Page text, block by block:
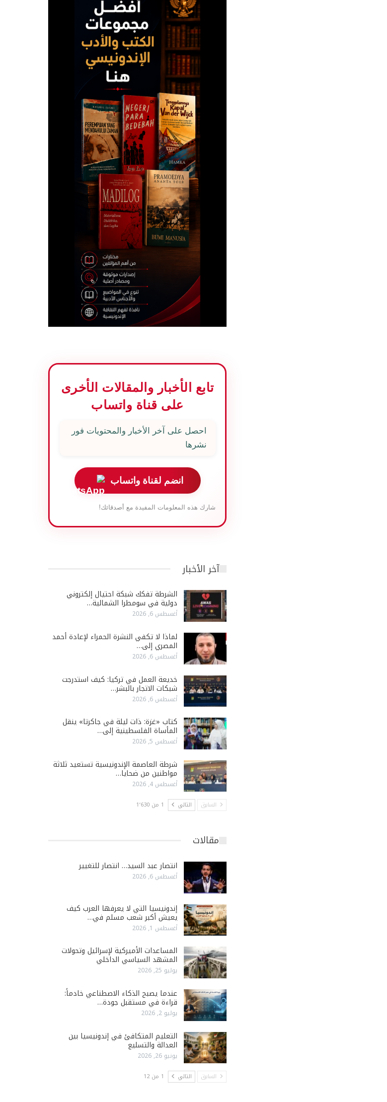
تابع الأخبار والمقالات الأخرى
على قناة واتساب
احصل على آخر الأخبار والمحتويات فور
نشرها
انضم لقناة واتساب
شارك هذه المعلومات المفيدة مع أصدقائك!
آخر الأخبار
الشرطة تفكك شبكة احتيال إلكتروني
دولية في سومطرا الشمالية…
أغسطس 6, 2026
لماذا لا تكفي النشرة الحمراء لإعادة أحمد
المصري إلى…
أغسطس 6, 2026
خديعة العمل في تركيا: كيف استدرجت
شبكات الاتجار بالبشر…
أغسطس 6, 2026
كتاب «غزة: ذات ليلة في جاكرتا» ينقل
المأساة الفلسطينية إلى…
أغسطس 5, 2026
شرطة العاصمة الإندونيسية تستعيد ثلاثة
مواطنين من ضحايا…
أغسطس 4, 2026
السابق التالي 1 من 1٬630
مقالات
انتصار عبد السيد… انتصار للتغيير
أغسطس 6, 2026
إندونيسيا التي لا يعرفها العرب كيف
يعيش أكبر شعب مسلم في…
أغسطس 1, 2026
المساعدات الأميركية لإسرائيل وتحولات
المشهد السياسي الداخلي
يوليو 25, 2026
عندما يصبح الذكاء الاصطناعي خادماً:
قراءة في مستقبل جودة…
يوليو 2, 2026
التعليم المتكافئ في إندونيسيا بين
العدالة والتسليع
يونيو 26, 2026
السابق التالي 1 من 12